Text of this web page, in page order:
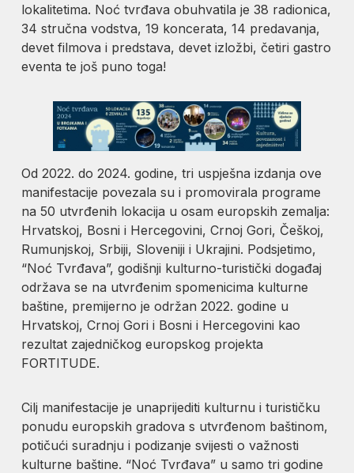
lokalitetima. Noć tvrđava obuhvatila je 38 radionica,
34 stručna vodstva, 19 koncerata, 14 predavanja,
devet filmova i predstava, devet izložbi, četiri gastro
eventa te još puno toga!
Od 2022. do 2024. godine, tri uspješna izdanja ove
manifestacije povezala su i promovirala programe
na 50 utvrđenih lokacija u osam europskih zemalja:
Hrvatskoj, Bosni i Hercegovini, Crnoj Gori, Češkoj,
Rumunjskoj, Srbiji, Sloveniji i Ukrajini. Podsjetimo,
“Noć Tvrđava”, godišnji kulturno-turistički događaj
održava se na utvrđenim spomenicima kulturne
baštine, premijerno je održan 2022. godine u
Hrvatskoj, Crnoj Gori i Bosni i Hercegovini kao
rezultat zajedničkog europskog projekta
FORTITUDE.
Cilj manifestacije je unaprijediti kulturnu i turističku
ponudu europskih gradova s utvrđenom baštinom,
potičući suradnju i podizanje svijesti o važnosti
kulturne baštine. “Noć Tvrđava” u samo tri godine